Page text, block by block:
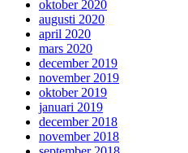
oktober 2020
augusti 2020
april 2020
mars 2020
december 2019
november 2019
oktober 2019
januari 2019
december 2018
november 2018